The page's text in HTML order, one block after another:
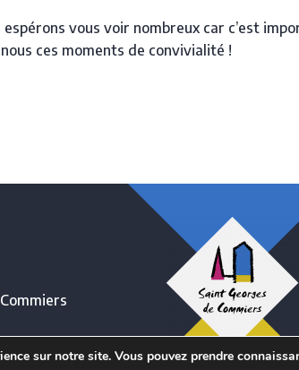
espérons vous voir nombreux car c’est
ces moments de convivialité !
sur notre site. Vous pouvez prendre